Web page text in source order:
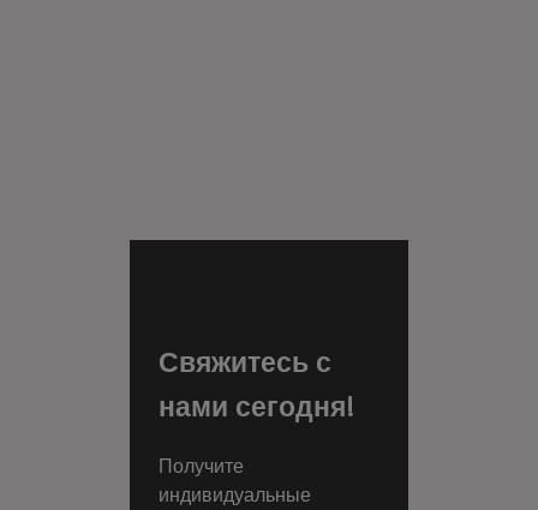
Свяжитесь с
нами сегодня!
Получите
индивидуальные